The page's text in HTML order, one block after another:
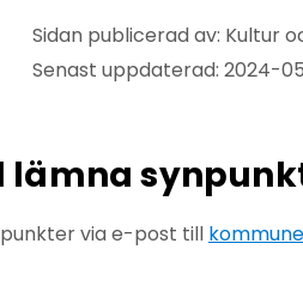
Sidan publicerad av: Kultur
Senast uppdaterad: 2024-
lämna
via e-post till